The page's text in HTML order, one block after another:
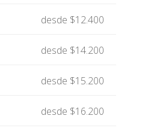
desde $12.400
desde $14.200
desde $15.200
desde $16.200